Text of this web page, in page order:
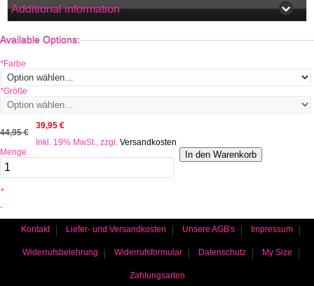
Additional information
Available Options:
*Farbe
*Größe
44,95 €
39,95 €
Inkl. 19% MwSt., zzgl. Versandkosten
Menge
+
-
In den Warenkorb
Kontakt Liefer- und Versandkosten Unsere AGB's Impressum
Widerrufsbelehrung Widerrufsformular Datenschutz My Size
Zahlungsarten